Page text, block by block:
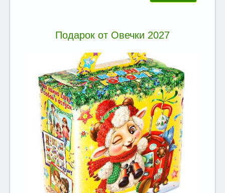
Подарок от Овечки 2027